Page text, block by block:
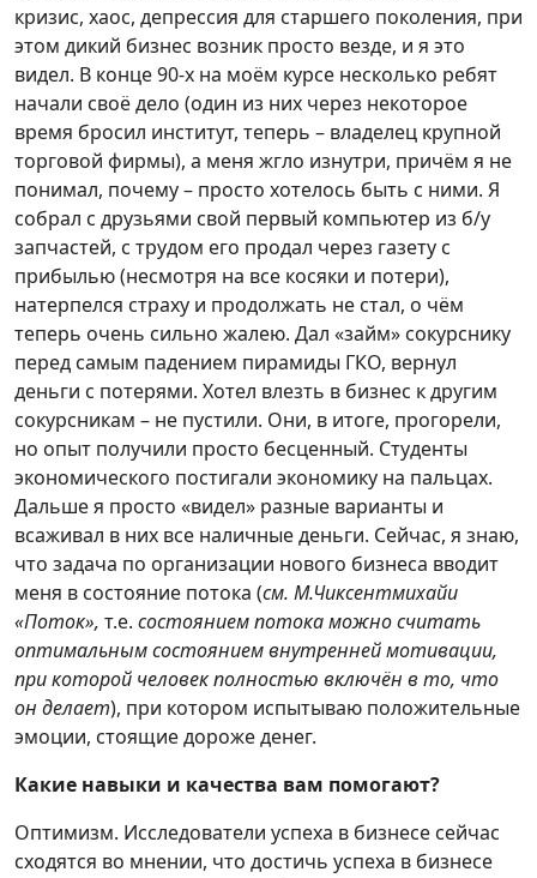
кризис, хаос, депрессия для старшего поколения, при
этом дикий бизнес возник просто везде, и я это
видел. В конце 90-х на моём курсе несколько ребят
начали своё дело (один из них через некоторое
время бросил институт, теперь – владелец крупной
торговой фирмы), а меня жгло изнутри, причём я не
понимал, почему – просто хотелось быть с ними. Я
собрал с друзьями свой первый компьютер из б/у
запчастей, с трудом его продал через газету с
прибылью (несмотря на все косяки и потери),
натерпелся страху и продолжать не стал, о чём
теперь очень сильно жалею. Дал «займ» сокурснику
перед самым падением пирамиды ГКО, вернул
деньги с потерями. Хотел влезть в бизнес к другим
сокурсникам – не пустили. Они, в итоге, прогорели,
но опыт получили просто бесценный. Студенты
экономического постигали экономику на пальцах.
Дальше я просто «видел» разные варианты и
всаживал в них все наличные деньги. Сейчас, я знаю,
что задача по организации нового бизнеса вводит
меня в состояние потока (см. М.Чиксентмихайи
«Поток», т.е. состоянием потока можно считать
оптимальным состоянием внутренней мотивации,
при которой человек полностью включён в то, что
он делает), при котором испытываю положительные
эмоции, стоящие дороже денег.
Какие навыки и качества вам помогают?
Оптимизм. Исследователи успеха в бизнесе сейчас
сходятся во мнении, что достичь успеха в бизнесе